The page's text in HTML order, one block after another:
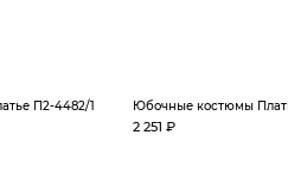
П2-4482/1 Юбочные костюмы
2 251 ₽